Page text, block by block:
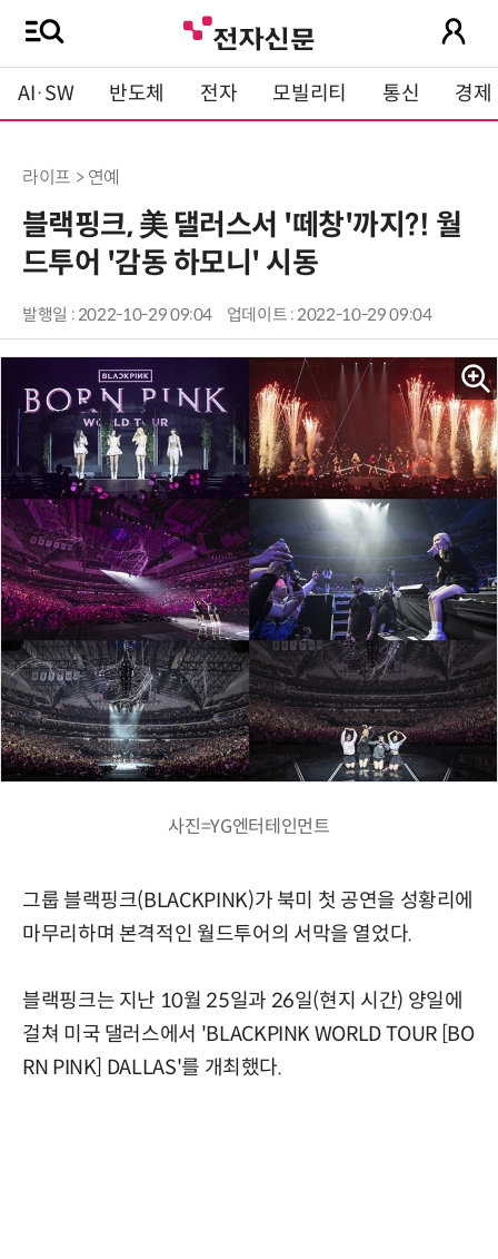
AI·SW 반도체 전자 모빌리티 통신 경제
라이프 > 연예
블랙핑크, 美 댈러스서 '떼창'까지?! 월
드투어 '감동 하모니' 시동
발행일 : 2022-10-29 09:04 업데이트 : 2022-10-29 09:04
사진=YG엔터테인먼트
그룹 블랙핑크(BLACKPINK)가 북미 첫 공연을 성황리에
마무리하며 본격적인 월드투어의 서막을 열었다.
블랙핑크는 지난 10월 25일과 26일(현지 시간) 양일에
걸쳐 미국 댈러스에서 'BLACKPINK WORLD TOUR [BO
RN PINK] DALLAS'를 개최했다.